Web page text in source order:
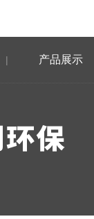
| 产品展示